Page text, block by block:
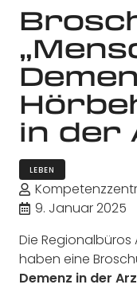
in der
LEBEN
9. Januar 2025
Die Regionalbüros
haben eine
Demenz in der